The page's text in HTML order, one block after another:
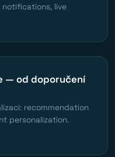
notifications, live
— od doporučení
recommendation
personalization.